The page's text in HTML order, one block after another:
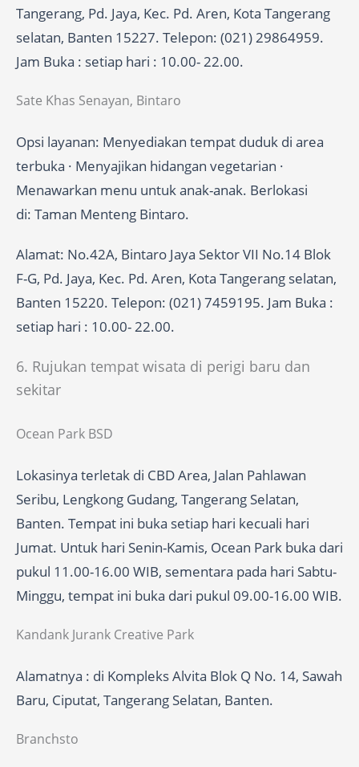
Tangerang, Pd. Jaya, Kec. Pd. Aren, Kota Tangerang
selatan, Banten 15227. Telepon: (021) 29864959.
Jam Buka : setiap hari : 10.00- 22.00.
Sate Khas Senayan, Bintaro
Opsi layanan: Menyediakan tempat duduk di area
terbuka · Menyajikan hidangan vegetarian ·
Menawarkan menu untuk anak-anak. Berlokasi
di: Taman Menteng Bintaro.
Alamat: No.42A, Bintaro Jaya Sektor VII No.14 Blok
F-G, Pd. Jaya, Kec. Pd. Aren, Kota Tangerang selatan,
Banten 15220. Telepon: (021) 7459195. Jam Buka :
setiap hari : 10.00- 22.00.
6. Rujukan tempat wisata di perigi baru dan
sekitar
Ocean Park BSD
Lokasinya terletak di CBD Area, Jalan Pahlawan
Seribu, Lengkong Gudang, Tangerang Selatan,
Banten. Tempat ini buka setiap hari kecuali hari
Jumat. Untuk hari Senin-Kamis, Ocean Park buka dari
pukul 11.00-16.00 WIB, sementara pada hari Sabtu-
Minggu, tempat ini buka dari pukul 09.00-16.00 WIB.
Kandank Jurank Creative Park
Alamatnya : di Kompleks Alvita Blok Q No. 14, Sawah
Baru, Ciputat, Tangerang Selatan, Banten.
Branchsto